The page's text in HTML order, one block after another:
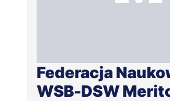
Federacja
WSB-DSW